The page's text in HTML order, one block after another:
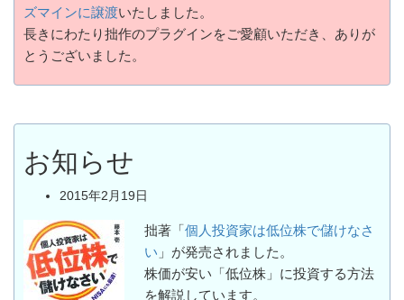
ズマインに譲渡いたしました。
長きにわたり拙作のプラグインをご愛顧いただき、ありが
とうございました。
お知らせ
2015年2月19日
拙著「 個人投資家は低位株で儲けなさ
い 」が発売されました。
株価が安い「低位株」に投資する方法
を解説しています。